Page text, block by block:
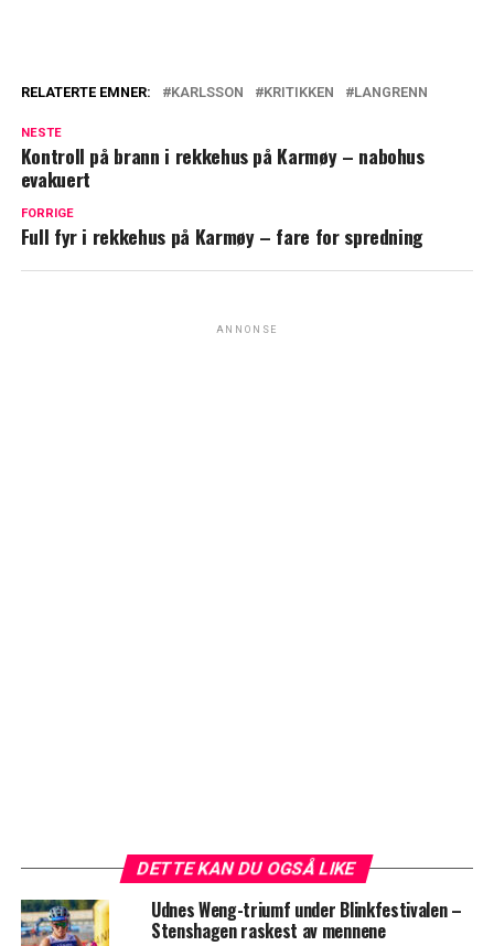
RELATERTE EMNER: KARLSSON KRITIKKEN LANGRENN
NESTE
Kontroll på brann i rekkehus på Karmøy – nabohus
evakuert
FORRIGE
Full fyr i rekkehus på Karmøy – fare for spredning
ANNONSE
DETTE KAN DU OGSÅ LIKE
Udnes Weng-triumf under Blinkfestivalen –
Stenshagen raskest av mennene